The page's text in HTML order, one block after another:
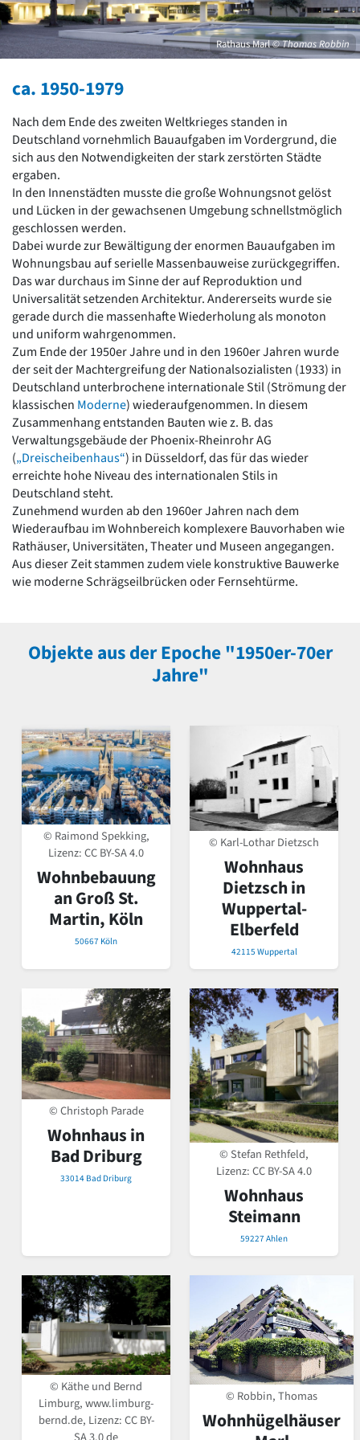
David Chipperfield
Harald Deilmann
Gottfried Böhm
Schneider von Esleben
Auszeichnung vorbildlicher Bauten NRW 2020
Big Beautiful Buildings (Großbauten der Nachkriegszeit)
Epochen
Gesamtübersicht...
Gegenwart
Postmoderne
1950er-70er Jahre
Moderne
Reformarchitektur
Jugendstil
Historismus
Klassizismus
Barock
Renaissance
Gotik
Romanik
Vorromanik
Römische Antike
Über uns
Über baukunst-nrw
Fachbeirat
Freunde & Förderer
Kontakt
Impressum
Datenschutz
Suchbegriff eingeben
Rathaus Marl© Thomas Robbin
ca. 1950-1979
Nach dem Ende des zweiten Weltkrieges standen in
Deutschland vornehmlich Bauaufgaben im Vordergrund, die
sich aus den Notwendigkeiten der stark zerstörten Städte
ergaben.
In den Innenstädten musste die große Wohnungsnot gelöst
und Lücken in der gewachsenen Umgebung schnellstmöglich
geschlossen werden.
Dabei wurde zur Bewältigung der enormen Bauaufgaben im
Wohnungsbau auf serielle Massenbauweise zurückgegriffen.
Das war durchaus im Sinne der auf Reproduktion und
Universalität setzenden Architektur. Andererseits wurde sie
gerade durch die massenhafte Wiederholung als monoton
und uniform wahrgenommen.
Zum Ende der 1950er Jahre und in den 1960er Jahren wurde
der seit der Machtergreifung der Nationalsozialisten (1933) in
Deutschland unterbrochene internationale Stil (Strömung der
klassischen Moderne) wiederaufgenommen. In diesem
Zusammenhang entstanden Bauten wie z. B. das
Verwaltungsgebäude der Phoenix-Rheinrohr AG
(„Dreischeibenhaus“) in Düsseldorf, das für das wieder
erreichte hohe Niveau des internationalen Stils in
Deutschland steht.
Zunehmend wurden ab den 1960er Jahren nach dem
Wiederaufbau im Wohnbereich komplexere Bauvorhaben wie
Rathäuser, Universitäten, Theater und Museen angegangen.
Aus dieser Zeit stammen zudem viele konstruktive Bauwerke
wie moderne Schrägseilbrücken oder Fernsehtürme.
Objekte aus der Epoche "1950er-70er
Jahre"
© Raimond Spekking,
Lizenz:CC BY-SA 4.0
Wohnbebauung
an Groß St.
Martin, Köln
50667 Köln
© Karl-Lothar Dietzsch
Wohnhaus
Dietzsch in
Wuppertal-
Elberfeld
42115 Wuppertal
© Christoph Parade
Wohnhaus in
Bad Driburg
33014 Bad Driburg
© Stefan Rethfeld,
Lizenz:CC BY-SA 4.0
Wohnhaus
Steimann
59227 Ahlen
© Käthe und Bernd
Limburg, www.limburg-
bernd.de, Lizenz:CC BY-
© Robbin, Thomas
Wohnhügelhäuser